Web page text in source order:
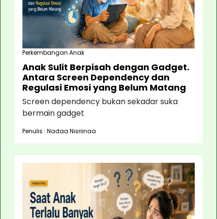
Perkembangan Anak
Anak Sulit Berpisah dengan Gadget.
Antara Screen Dependency dan
Regulasi Emosi yang Belum Matang
Screen dependency bukan sekadar suka
bermain gadget
Penulis : Nadaa Nisriinaa